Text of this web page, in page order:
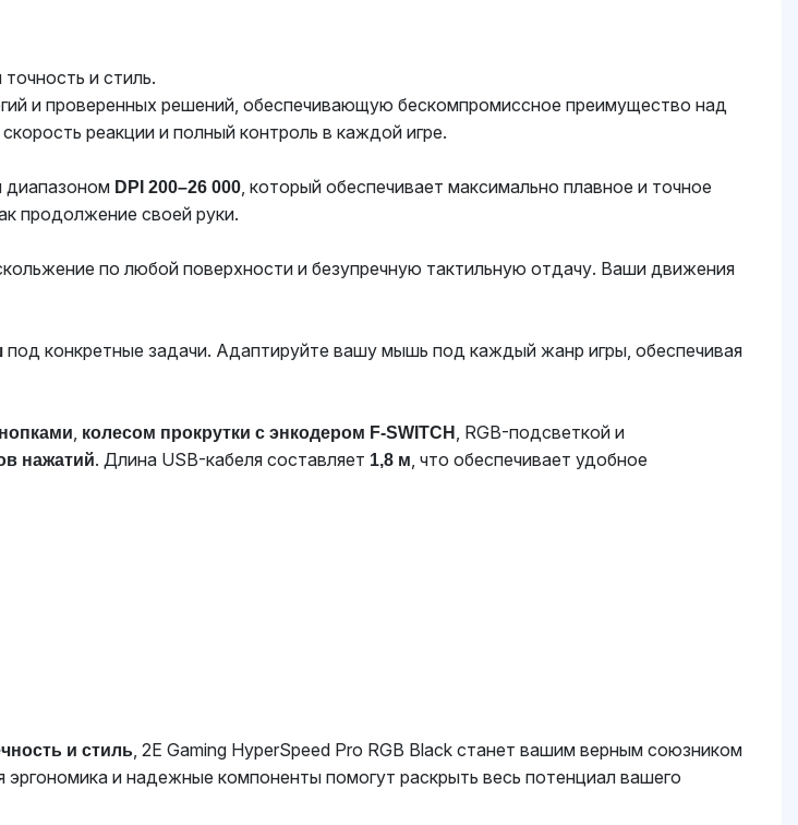
и стиль.
и проверенных решений, обеспечивающую бескомпромиссное преимущество над
реакции и полный контроль в каждой игре.
диапазоном DPI 200–26 000, который обеспечивает максимально плавное и точное
продолжение своей руки.
по любой поверхности и безупречную тактильную отдачу. Ваши движения
под конкретные задачи. Адаптируйте вашу мышь под каждый жанр игры, обеспечивая
, колесом прокрутки с энкодером F-SWITCH , RGB-подсветкой и
нажатий. Длина USB-кабеля составляет 1,8 м, что обеспечивает удобное
и стиль, 2E Gaming HyperSpeed Pro RGB Black станет вашим верным союзником
и надежные компоненты помогут раскрыть весь потенциал вашего